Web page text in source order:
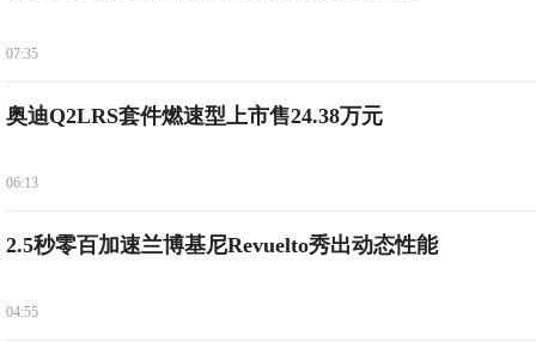
07:35
奥迪Q2LRS套件燃速型上市售24.38万元
06:13
2.5秒零百加速兰博基尼Revuelto秀出动态性能
04:55